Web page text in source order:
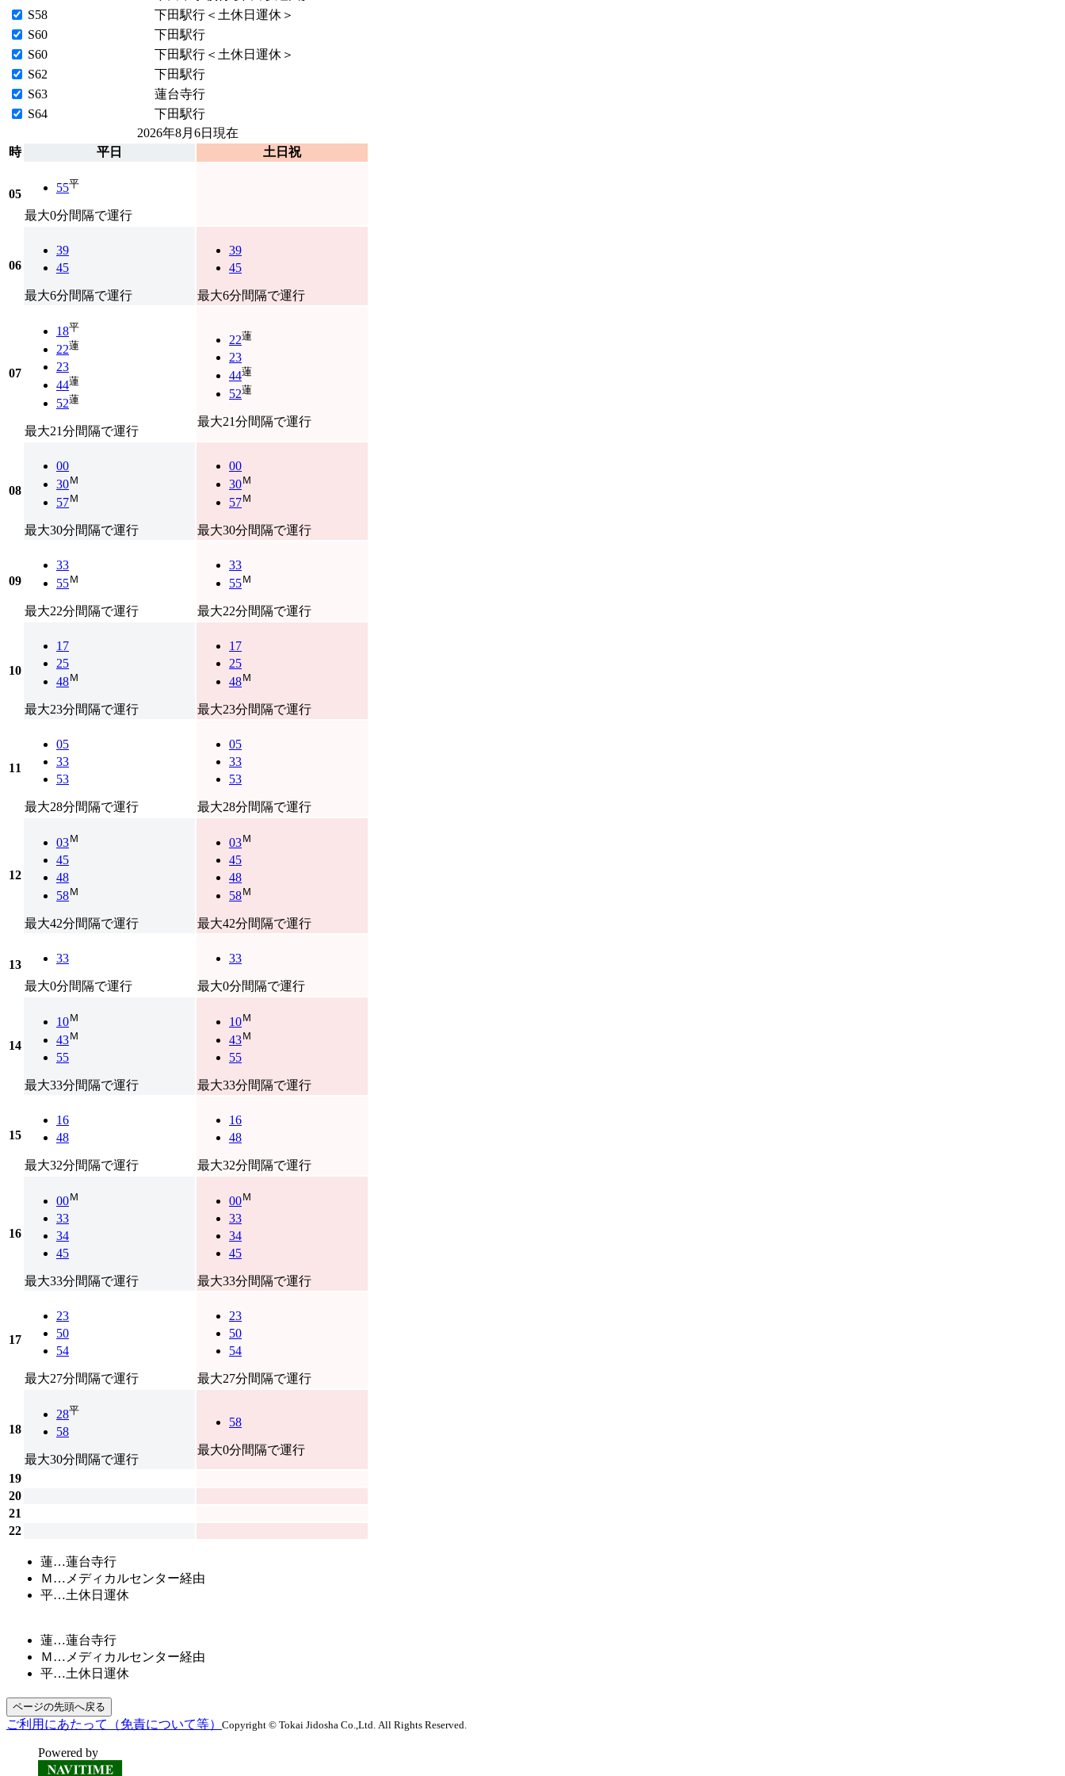
S58
下田駅行＜土休日運休＞
S60
下田駅行
S60
下田駅行＜土休日運休＞
S62
下田駅行
S63
蓮台寺行
S64
下田駅行
2026年8月6日 現在
時
平日 土日祝
05 55平
最大0分間隔で運行
06
39
45
最大6分間隔で運行
39
45
最大6分間隔で運行
07
18平
22蓮
23
44蓮
52蓮
最大21分間隔で運行
22蓮
23
44蓮
52蓮
最大21分間隔で運行
08
00
30Ｍ
57Ｍ
最大30分間隔で運行
00
30Ｍ
57Ｍ
最大30分間隔で運行
09
33
55Ｍ
最大22分間隔で運行
33
55Ｍ
最大22分間隔で運行
10
17
25
48Ｍ
最大23分間隔で運行
17
25
48Ｍ
最大23分間隔で運行
11
05
33
53
最大28分間隔で運行
05
33
53
最大28分間隔で運行
12
03Ｍ
45
48
58Ｍ
最大42分間隔で運行
03Ｍ
45
48
58Ｍ
最大42分間隔で運行
13 33
最大0分間隔で運行
33
最大0分間隔で運行
14
10Ｍ
43Ｍ
55
最大33分間隔で運行
10Ｍ
43Ｍ
55
最大33分間隔で運行
15
16
48
最大32分間隔で運行
16
48
最大32分間隔で運行
16
00Ｍ
33
34
45
最大33分間隔で運行
00Ｍ
33
34
45
最大33分間隔で運行
17
23
50
54
最大27分間隔で運行
23
50
54
最大27分間隔で運行
18
28平
58
最大30分間隔で運行
58
最大0分間隔で運行
19
20
21
22
蓮…蓮台寺行
Ｍ…メディカルセンター経由
平…土休日運休
蓮…蓮台寺行
Ｍ…メディカルセンター経由
平…土休日運休
ページの先頭へ戻る
ご利用にあたって（免責について等） Copyright © Tokai Jidosha Co.,Ltd. All Rights Reserved.
Powered by